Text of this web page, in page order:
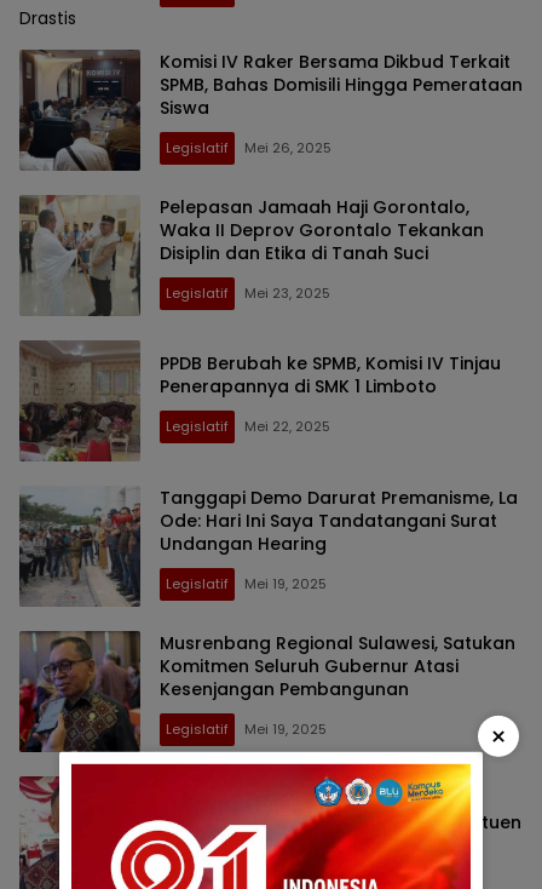
Komisi IV Raker Bersama Dikbud Terkait
SPMB, Bahas Domisili Hingga Pemerataan
Siswa
Legislatif Mei 26, 2025
Pelepasan Jamaah Haji Gorontalo,
Waka II Deprov Gorontalo Tekankan
Disiplin dan Etika di Tanah Suci
Legislatif Mei 23, 2025
PPDB Berubah ke SPMB, Komisi IV Tinjau
Penerapannya di SMK 1 Limboto
Legislatif Mei 22, 2025
Tanggapi Demo Darurat Premanisme, La
Ode: Hari Ini Saya Tandatangani Surat
Undangan Hearing
Legislatif Mei 19, 2025
Musrenbang Regional Sulawesi, Satukan
Komitmen Seluruh Gubernur Atasi
Kesenjangan Pembangunan
Legislatif Mei 19, 2025
Gelar Open House, La Ode: Pererat
Silaturahmi dengan Mitra dan Konstituen
Legislatif April 5, 2025
×